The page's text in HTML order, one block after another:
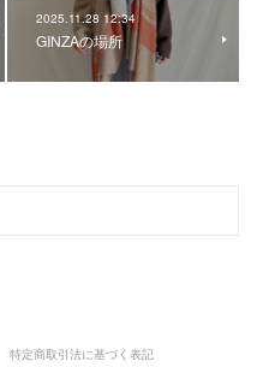
2025.11.28 12:34
GINZAの場所
特定商取引法に基づく表記